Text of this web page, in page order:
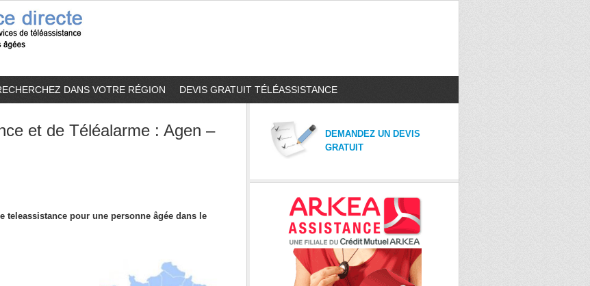
DANS VOTRE RÉGION DEVIS GRATUIT TÉLÉASSISTANCE
et de Téléalarme : Agen –
teleassistance pour une personne âgée dans le
DEMANDEZ UN DEVIS
GRATUIT